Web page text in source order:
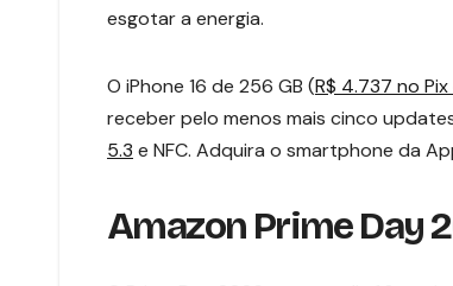
esgotar a energia.
O iPhone 16 de 256 GB (R$ 4.737 no
receber pelo menos mais cinco
5.3 e NFC. Adquira o smartphone da
Amazon Prime Day